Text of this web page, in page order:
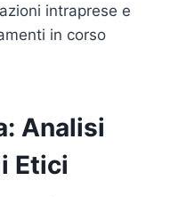
intraprese e
in corso
Analisi
Etici